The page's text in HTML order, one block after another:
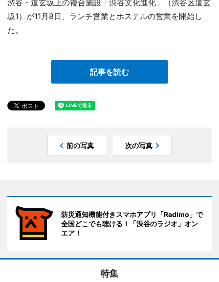
渋谷・道玄坂上の複合施設「渋谷文化進化」（渋谷区道玄
坂1）が11月8日、ランチ営業とホステルの営業を開始し
た。
記事を読む
前の写真 次の写真
防災通知機能付きスマホアプリ「Radimo」で
全国どこでも聴ける！「渋谷のラジオ」オン
エア！
特集